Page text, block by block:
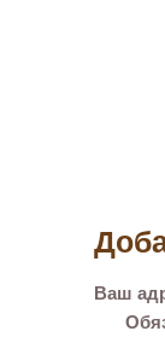
Ваш